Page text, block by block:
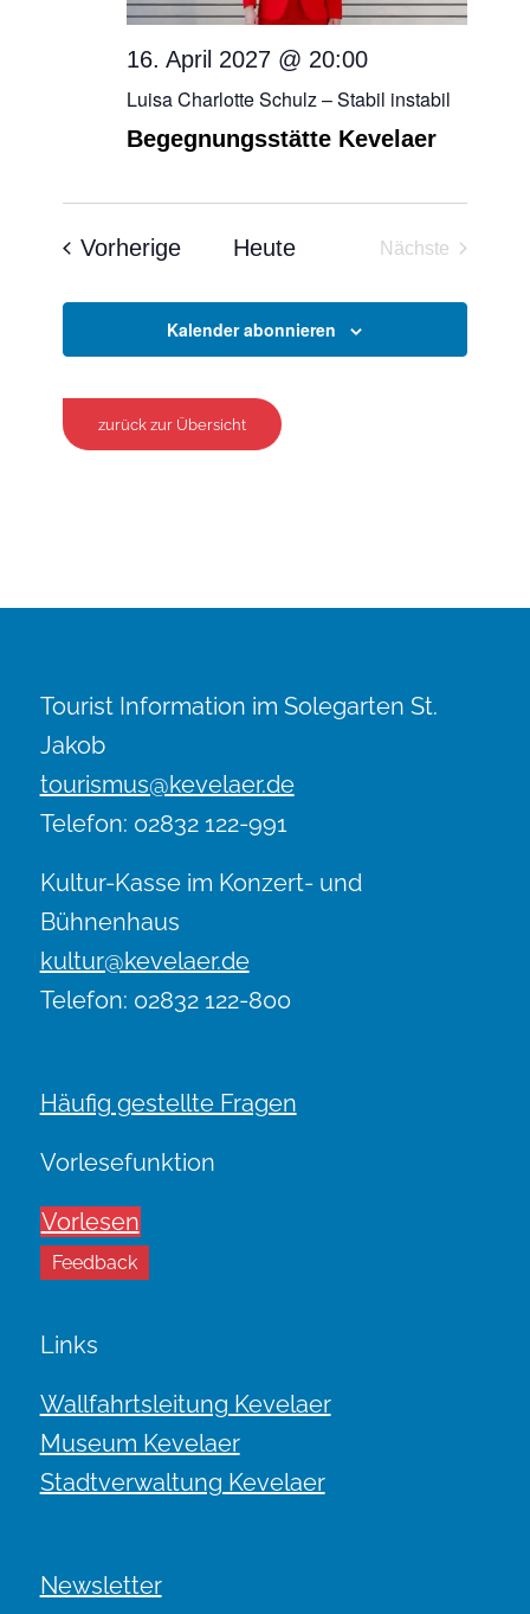
16. April 2027 @ 20:00
Luisa Charlotte Schulz – Stabil instabil
Begegnungsstätte Kevelaer
VorherigeVeranstaltungen
Heute
Nächste
Kalender abonnieren
zurück zur Übersicht
Tourist Information im Solegarten St.
Jakob
tourismus@kevelaer.de
Telefon: 02832 122-991
Kultur-Kasse im Konzert- und
Bühnenhaus
kultur@kevelaer.de
Telefon: 02832 122-800
Häufig gestellte Fragen
Vorlesefunktion
Vorlesen
Feedback
Links
Wallfahrtsleitung Kevelaer
Museum Kevelaer
Stadtverwaltung Kevelaer
Newsletter